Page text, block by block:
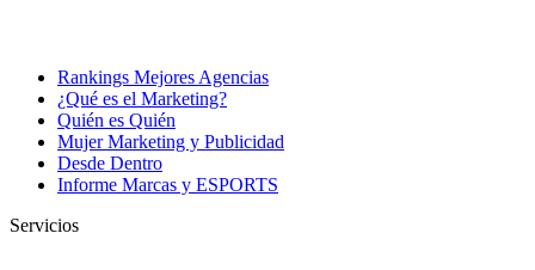
Rankings Mejores Agencias
¿Qué es el Marketing?
Quién es Quién
Mujer Marketing y Publicidad
Desde Dentro
Informe Marcas y ESPORTS
Servicios